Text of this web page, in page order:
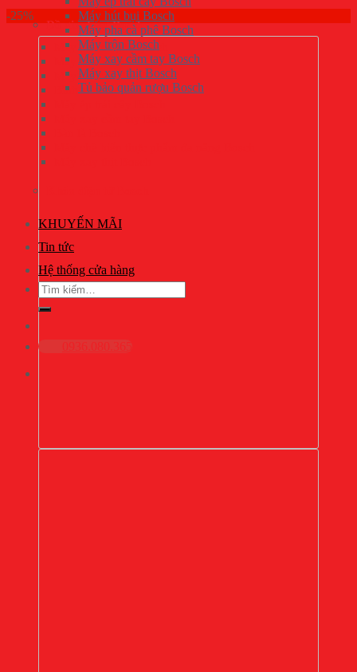
Đồ gia dụng Bosch
Máy pha cà phê Bosch
Máy trộn Bosch
Máy hút bụi Bosch
Bình siêu tốc Bosch
KHUYẾN MÃI
Tin tức
Hệ thống cửa hàng
Tìm
kiếm:
Máy hút bụi Bosch
Máy pha cà phê Bosch
Máy trộn Bosch
Máy xay cầm tay Bosch
Máy xay thịt Bosch
Tủ bảo quản rượu Bosch
-25%